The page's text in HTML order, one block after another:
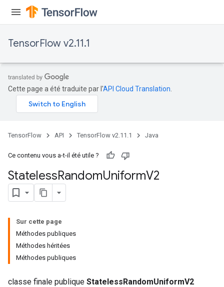
TensorFlow v2.11.1
Cette page a été traduite par l'API Cloud Translation
TensorFlow API TensorFlow v2.11.1 Java
Ce contenu vous a-t-il été utile ?
StatelessRandomUniformV2
Sur cette page
Méthodes publiques
Méthodes héritées
Méthodes publiques
classe finale publique StatelessRandomUniformV2